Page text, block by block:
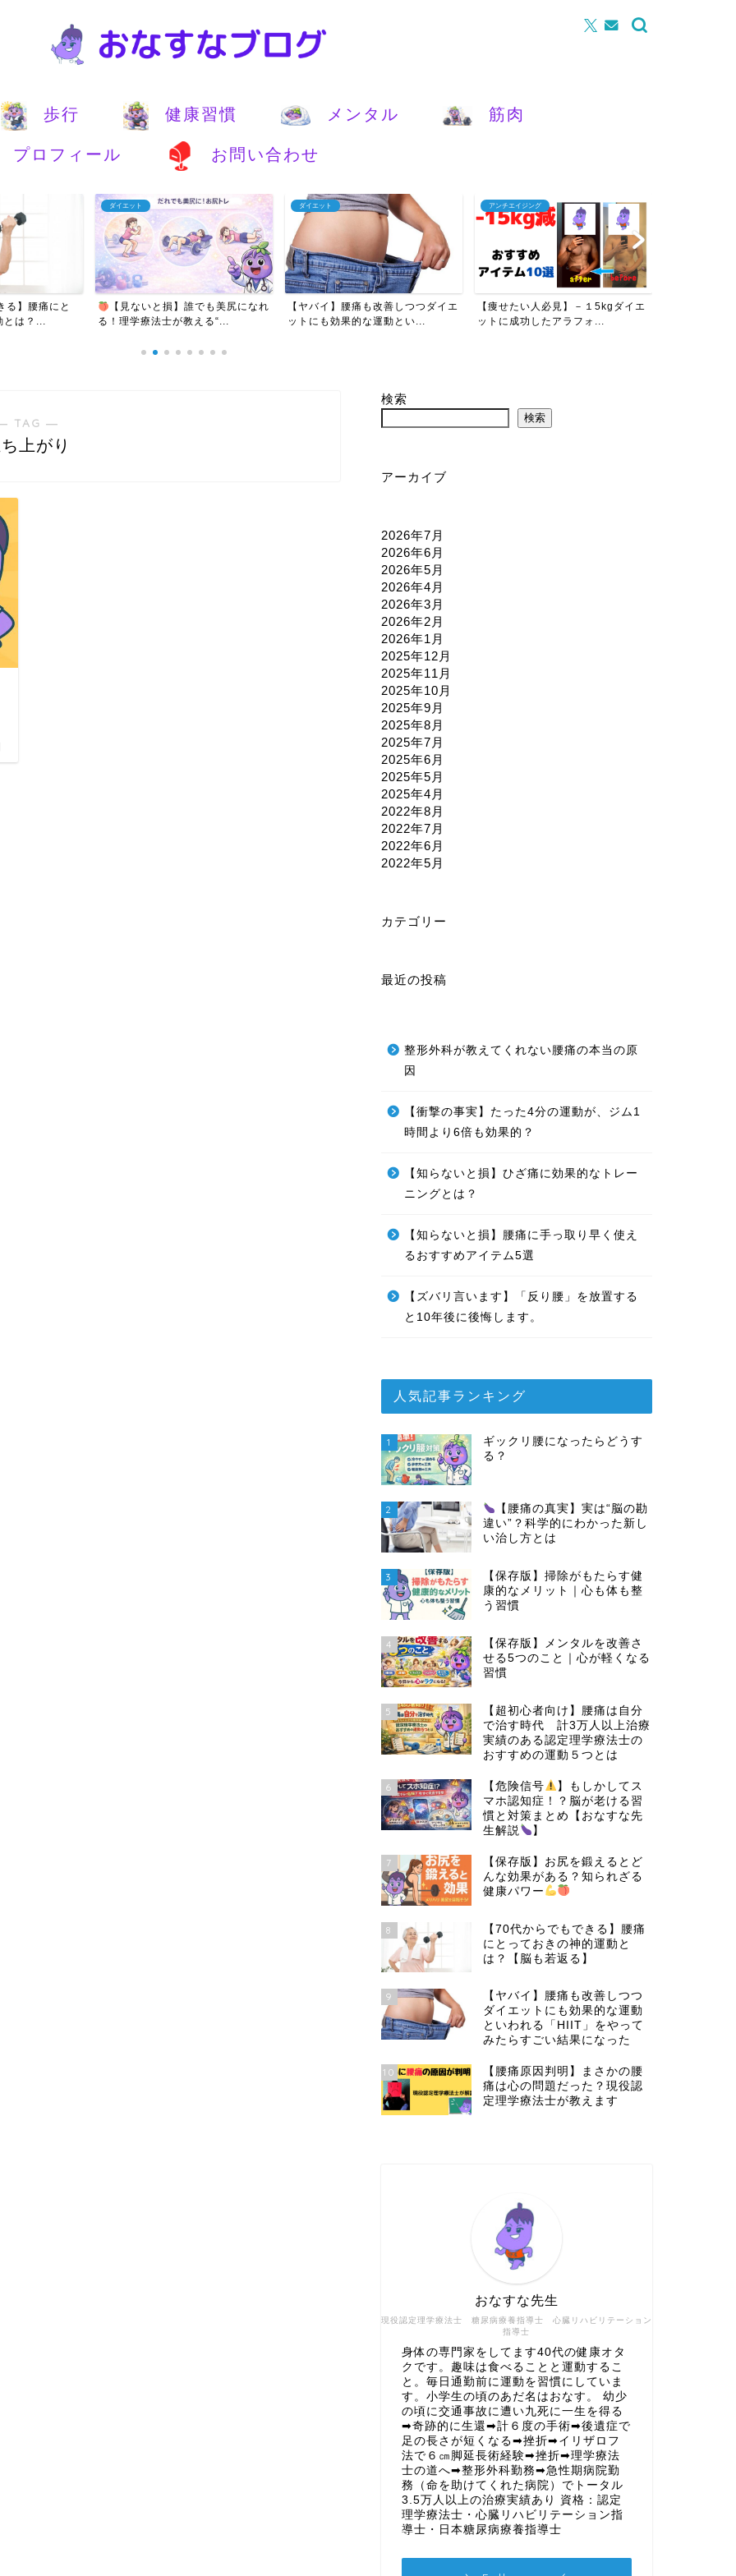
歩行 健康習慣 メンタル
筋肉
プロフィール お問い合わせ
も美尻になれ
える“...
ダイエット
【ヤバイ】腰痛も改善しつつダイエ
ットにも効果的な運動とい...
アンチエイジング
【痩せたい人必見】－１5kgダイエ
ットに成功したアラフォ...
腰痛
【女性必見】反り腰＆ぽっこりお腹
を改善させるたった3つの...
TAG ―
上がり
検索
検索
アーカイブ
2026年7月
2026年6月
2026年5月
2026年4月
2026年3月
2026年2月
2026年1月
2025年12月
2025年11月
2025年10月
2025年9月
2025年8月
2025年7月
2025年6月
2025年5月
2025年4月
2022年8月
2022年7月
2022年6月
2022年5月
カテゴリー
最近の投稿
整形外科が教えてくれない腰痛の本当の原
因
【衝撃の事実】たった4分の運動が、ジム1
時間より6倍も効果的？
【知らないと損】ひざ痛に効果的なトレー
ニングとは？
【知らないと損】腰痛に手っ取り早く使え
るおすすめアイテム5選
【ズバリ言います】「反り腰」を放置する
と10年後に後悔します。
人気記事ランキング
1
ギックリ腰になったらどうす
る？
2
【腰痛の真実】実は“脳の勘
違い”？科学的にわかった新し
い治し方とは
3
【保存版】掃除がもたらす健
康的なメリット｜心も体も整
う習慣
4
【保存版】メンタルを改善さ
せる5つのこと｜心が軽くなる
習慣
5
【超初心者向け】腰痛は自分
で治す時代 計3万人以上治療
実績のある認定理学療法士の
おすすめの運動５つとは
6 【危険信号
】もしかしてス
マホ認知症！？脳が老ける習
慣と対策まとめ【おなすな先
生解説
】
7
【保存版】お尻を鍛えるとど
んな効果がある？知られざる
健康パワー
8
【70代からでもできる】腰痛
にとっておきの神的運動と
は？【脳も若返る】
9
【ヤバイ】腰痛も改善しつつ
ダイエットにも効果的な運動
といわれる「HIIT」をやって
みたらすごい結果になった
10
【腰痛原因判明】まさかの腰
痛は心の問題だった？現役認
定理学療法士が教えます
現役認定理学療法士 糖尿病療養指導士 心臓リハビリテーション
指導士
おなすな先生
身体の専門家をしてます40代の健康オタ
クです。趣味は食べることと運動するこ
と。毎日通勤前に運動を習慣にしていま
す。小学生の頃のあだ名はおなす。 幼少
の頃に交通事故に遭い九死に一生を得る
➡奇跡的に生還➡計６度の手術➡後遺症で
足の長さが短くなる➡挫折➡イリザロフ
法で６㎝脚延長術経験➡挫折➡理学療法
士の道へ➡整形外科勤務➡急性期病院勤
務（命を助けてくれた病院）でトータル
3.5万人以上の治療実績あり 資格：認定
理学療法士・心臓リハビリテーション指
導士・日本糖尿病療養指導士